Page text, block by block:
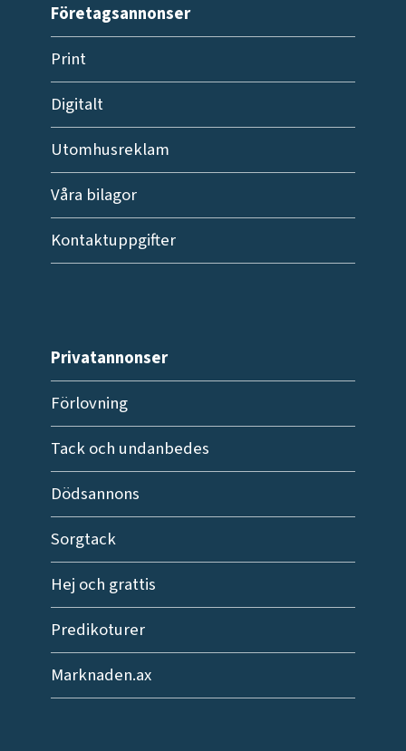
Företagsannonser
Print
Digitalt
Utomhusreklam
Våra bilagor
Kontaktuppgifter
Privatannonser
Förlovning
Tack och undanbedes
Dödsannons
Sorgtack
Hej och grattis
Predikoturer
Marknaden.ax